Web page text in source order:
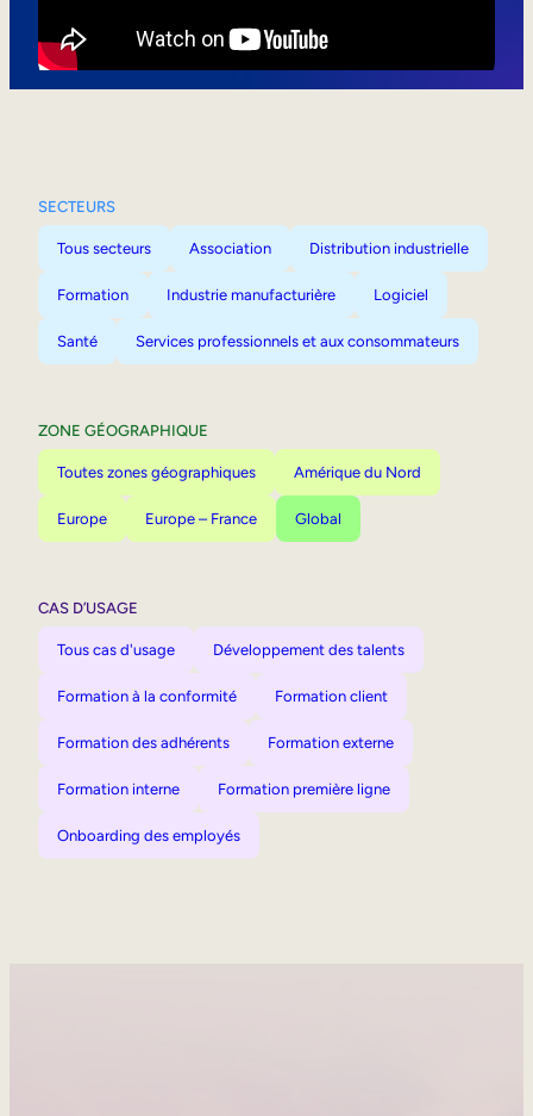
SECTEURS
Tous secteurs Association Distribution industrielle
Formation Industrie manufacturière Logiciel
Santé Services professionnels et aux consommateurs
ZONE GÉOGRAPHIQUE
Toutes zones géographiques Amérique du Nord
Europe Europe – France Global
CAS D’USAGE
Tous cas d'usage Développement des talents
Formation à la conformité Formation client
Formation des adhérents Formation externe
Formation interne Formation première ligne
Onboarding des employés